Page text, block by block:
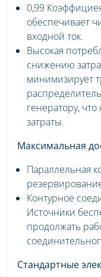
0,99
обеспечивает
входной ток.
Высокая
снижению
минимизирует
генератору,
затраты.
Максимальная
Параллельная
Контурное
Источники
продолжать
Стандартные